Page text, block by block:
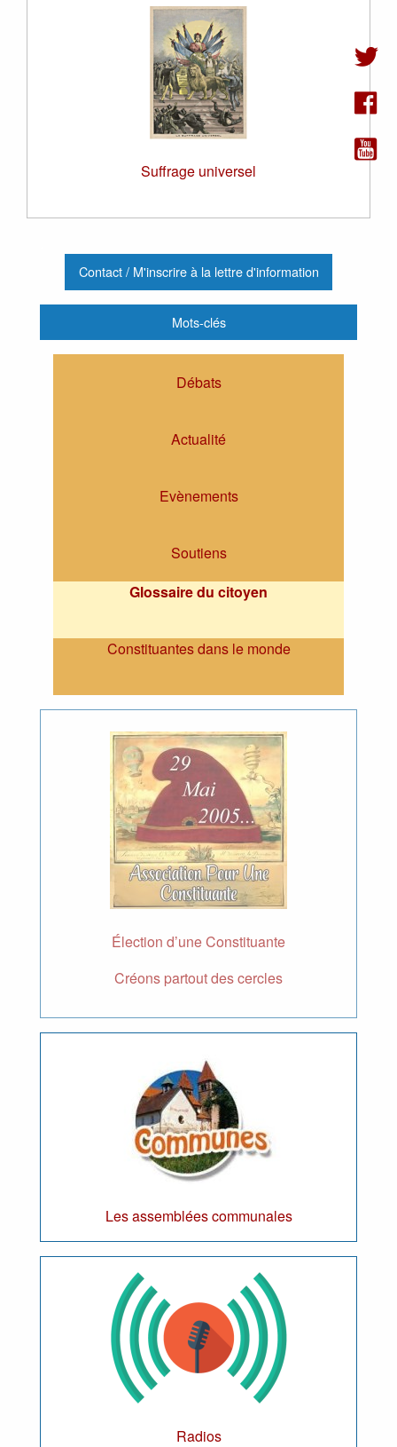
Suffrage universel
Contact / M'inscrire à la lettre d'information
Mots-clés
Débats
Actualité
Evènements
Soutiens
Glossaire du citoyen
Constituantes dans le monde
Élection d’une Constituante
Créons partout des cercles
Les assemblées communales
Radios